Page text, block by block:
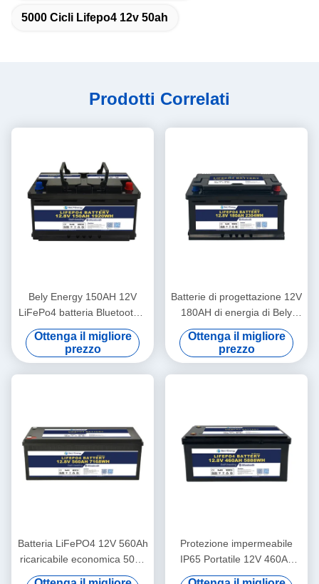
5000 Cicli Lifepo4 12v 50ah
Prodotti Correlati
Bely Energy 150AH 12V
LiFePo4 batteria Bluetooth e
auto-riscaldamento per
Yachit Medical
Ottenga il migliore
prezzo
Batterie di progettazione 12V
180AH di energia di Bely
ultime per Bluetooth per la
stazione base rv di
immagazzinamento
dell'energia di UPS
Ottenga il migliore
prezzo
Batteria LiFePO4 12V 560Ah
ricaricabile economica 5000
cicli 12v Lifepo4 Battery
Protezione impermeabile
IP65 Portatile 12V 460Ah
LiFePo4 Batteria di lunga